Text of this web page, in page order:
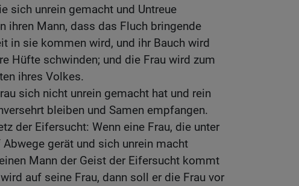
sich unrein gemacht und Untreue
ihren Mann, dass das Fluch bringende
in sie kommen wird, und ihr Bauch wird
Hüfte schwinden; und die Frau wird zum
ihres Volkes.
sich nicht unrein gemacht hat und rein
bleiben und Samen empfangen.
der Eifersucht: Wenn eine Frau, die unter
gerät und sich unrein macht
Mann der Geist der Eifersucht kommt
auf seine Frau, dann soll er die Frau vor